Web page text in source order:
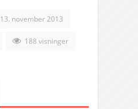
13. november 2013
188 visninger